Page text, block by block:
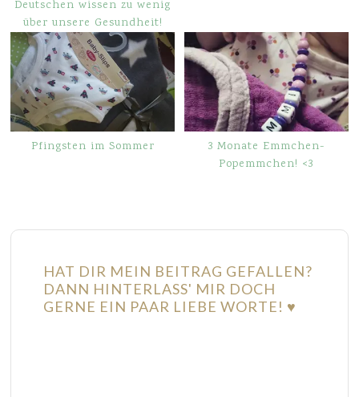
Deutschen wissen zu wenig
über unsere Gesundheit!
Pfingsten im Sommer
3 Monate Emmchen-
Popemmchen! <3
HAT DIR MEIN BEITRAG GEFALLEN?
DANN HINTERLASS' MIR DOCH
GERNE EIN PAAR LIEBE WORTE! ♥